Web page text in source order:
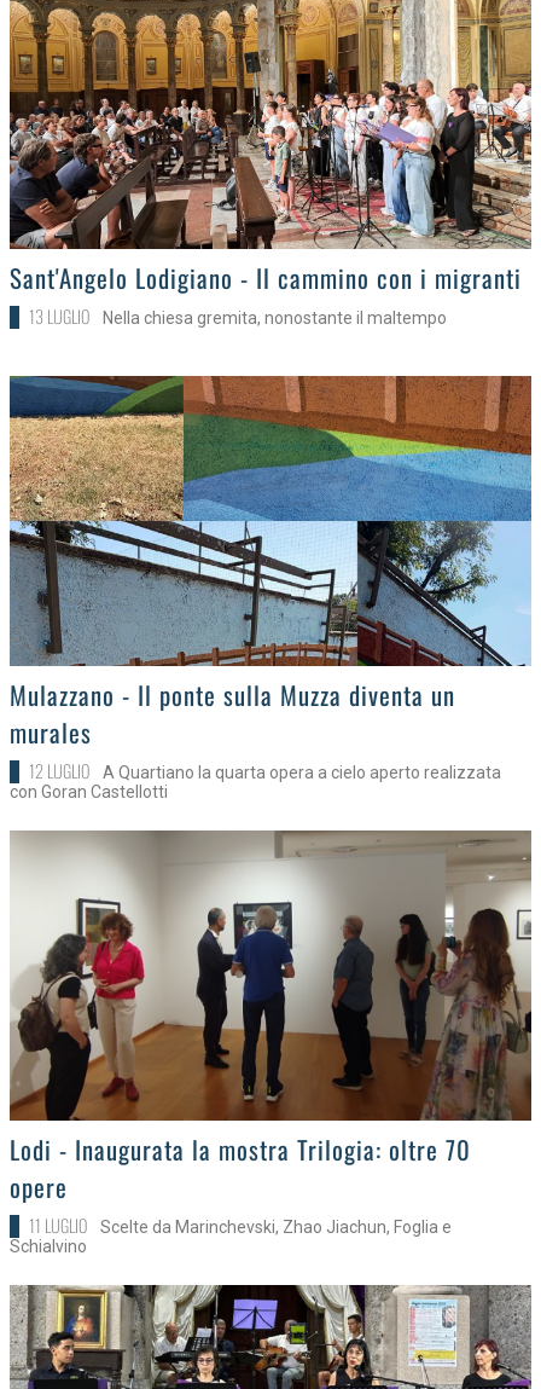
>
Sant'Angelo Lodigiano - Il cammino con i migranti
13 LUGLIO Nella chiesa gremita, nonostante il maltempo
>Mulazzano - Il ponte sulla Muzza diventa un
murales
12 LUGLIO
A Quartiano la quarta opera a cielo aperto realizzata
con Goran Castellotti
>Lodi - Inaugurata la mostra Trilogia: oltre 70
opere
11 LUGLIO
Scelte da Marinchevski, Zhao Jiachun, Foglia e
Schialvino